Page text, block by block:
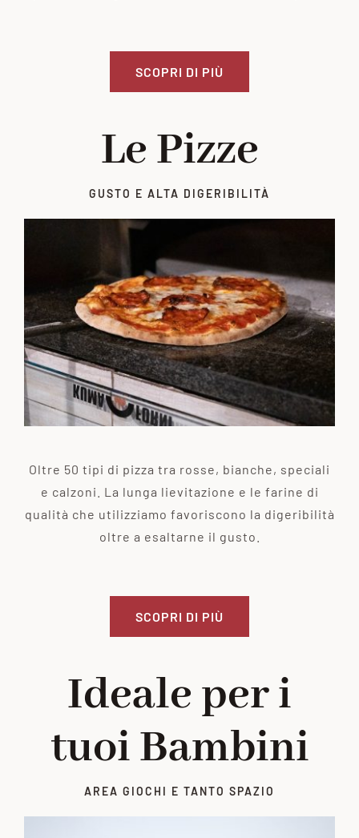
SCOPRI DI PIÙ
Le Pizze
GUSTO E ALTA DIGERIBILITÀ
Oltre 50 tipi di pizza tra rosse, bianche, speciali
e calzoni. La lunga lievitazione e le farine di
qualità che utilizziamo favoriscono la digeribilità
oltre a esaltarne il gusto.
SCOPRI DI PIÙ
Ideale per i
tuoi Bambini
AREA GIOCHI E TANTO SPAZIO